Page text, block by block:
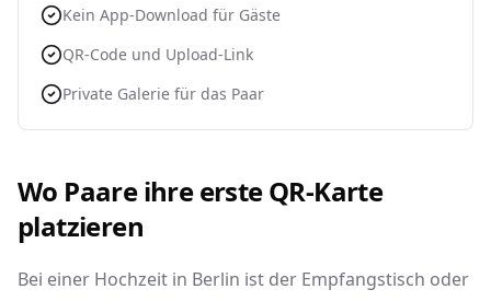
Kein App-Download für Gäste
QR-Code und Upload-Link
Private Galerie für das Paar
Wo Paare ihre erste QR-Karte
platzieren
Bei einer Hochzeit in Berlin ist der Empfangstisch oder